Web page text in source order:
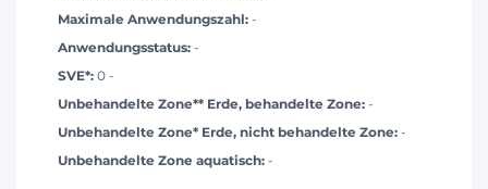
Maximale Anwendungszahl: -
Anwendungsstatus: -
SVE*: 0 -
Unbehandelte Zone** Erde, behandelte Zone: -
Unbehandelte Zone* Erde, nicht behandelte Zone: -
Unbehandelte Zone aquatisch: -